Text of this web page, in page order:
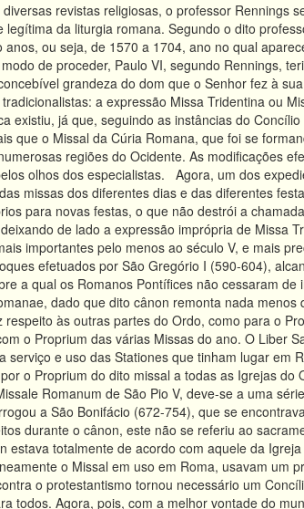
revistas religiosas, o professor Rennings
da liturgia romana. Segundo o dito
ou seja, de 1570 a 1704, ano no qual
de proceder, Paulo VI, segundo Rennings,
grandeza do dom que o Senhor fez à
a expressão Missa Tridentina ou
existiu, já que, seguindo as instâncias do
que o Missal da Cúria Romana, que foi se
regiões do Ocidente. As modificações
olhos dos especialistas. Agora, um dos
missas dos diferentes dias e das diferentes
para novas festas, o que não destrói a
de lado a expressão imprópria de Missa
importantes pelo menos ao século V, e mais
efetuados por São Gregório I (590-604),
a qual os Romanos Pontífices não cessaram de
dado que dito cânon remonta nada menos
às outras partes do Ordo, como para o
o Proprium das várias Missas do ano. O Liber
e uso das Stationes que tinham lugar em
o Proprium do dito missal a todas as Igrejas do
Romanum de São Pio V, deve-se a uma
a São Bonifácio (672-754), que se
durante o cânon, este não se referiu ao
estava totalmente de acordo com aquele da
o Missal em uso em Roma, usavam um
o protestantismo tornou necessário um
todos. Agora, pois, com a melhor vontade do